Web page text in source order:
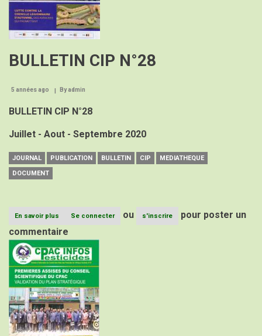
BULLETIN CIP N°28
5 années ago Byadmin
BULLETIN CIP N°28
Juillet - Aout - Septembre 2020
JOURNAL PUBLICATION BULLETIN CIP
MEDIATHEQUE
DOCUMENT
En savoir plus
BULLETIN
CIP
N°28
Se connecter ou s'inscrire
pour poster un
commentaire
Image